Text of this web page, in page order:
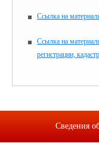
Ссылка на
Ссылка на
регистрации,
Сведения